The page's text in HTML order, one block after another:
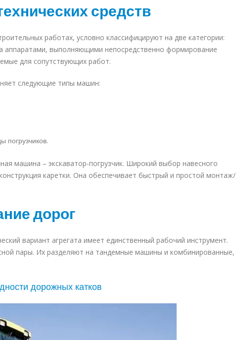
средств
работах, условно классифицируют на две категории:
аппаратами, выполняющими непосредственно формирование
для сопутствующих работ.
следующие типы машин:
погрузчиков.
машина – экскаватор-погрузчик. Широкий выбор навесного
каретки. Она обеспечивает быстрый и простой монтаж/
дорог
вариант агрегата имеет единственный рабочий инструмент.
пары. Их разделяют на тандемные машины и комбинированные,
дорожных катков